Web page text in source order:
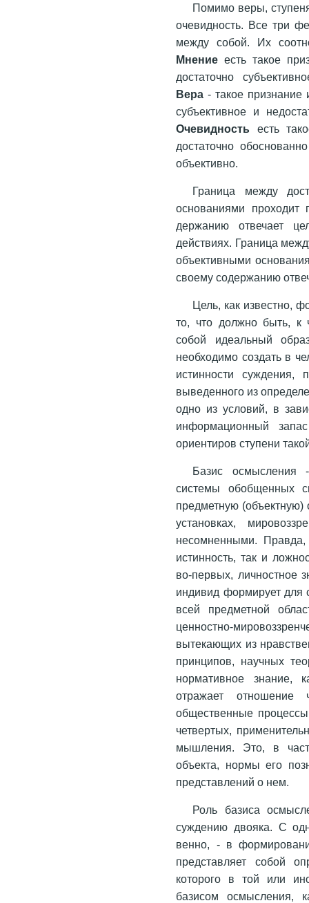
Помимо веры,
очевидность. Все три
между собой. Их
Мнение есть такое
достаточно
Вера - такое признание
субъективное и
Очевидность есть
достаточно
объективно.
Граница между
основаниями
держанию отвечает
действиях. Граница
объективными
своему содержанию
Цель, как известно,
то, что должно быть, к
собой идеальный
необходимо создать в
истинности суждения,
выведенного из
одно из условий, в
информационный
ориентиров ступени
Базис осмысления
системы обобщенных
предметную (объектную)
установках,
несомненными. Правда,
истинность, так и
во-первых, личностное
индивид формирует для
всей предметной
ценностно-
вытекающих из
принципов, научных
нормативное знание,
отражает
общественные
четвертых,
мышления. Это, в
объекта, нормы его
представлений о нем.
Роль базиса
суждению двояка. С
венно, - в
представляет собой
которого в той или
базисом осмысления,